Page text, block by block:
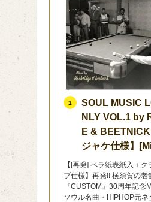
1
SOUL MUSIC
NLY VOL.1 by
E &
ジャケ仕様】
【[再発] ペラ紙表紙入＋
ブ仕様】再発!! 横須賀の老
『CUSTOM』30周年記念
ソウル名曲・HIPHOP元ネ